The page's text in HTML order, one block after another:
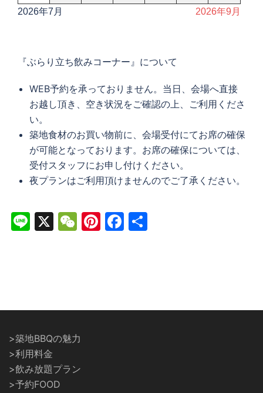
2026年7月 2026年9月
『ぶらり立ち飲みコーナー』について
WEB予約を承っておりません。当日、会場へ直接
お越し頂き、空き状況をご確認の上、ご利用くださ
い。
築地食材のお買い物前に、会場受付にてお席の確保
が可能となっております。お席の確保については、
受付スタッフにお申し付けください。
夜プランはご利用頂けませんのでご了承ください。
Line
X WeChat
Pinterest
Facebook
>築地BBQの魅力
>利用料金
>飲み放題プラン
>予約FOOD